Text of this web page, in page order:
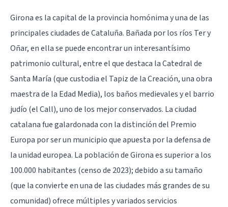
Girona es la capital de la provincia homónima y una de las
principales ciudades de Cataluña. Bañada por los ríos Ter y
Oñar, en ella se puede encontrar un interesantísimo
patrimonio cultural, entre el que destaca la Catedral de
Santa María (que custodia el Tapiz de la Creación, una obra
maestra de la Edad Media), los baños medievales y el barrio
judío (el Call), uno de los mejor conservados. La ciudad
catalana fue galardonada con la distinción del Premio
Europa por ser un municipio que apuesta por la defensa de
la unidad europea. La población de Girona es superior a los
100.000 habitantes (censo de 2023); debido a su tamaño
(que la convierte en una de las ciudades más grandes de su
comunidad) ofrece múltiples y variados servicios